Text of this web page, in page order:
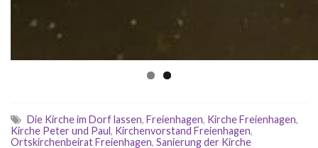
Die Kirche im Dorf lassen, Freienhagen, Kirche Freienhagen,
Kirche Peter und Paul, Kirchenvorstand Freienhagen,
Ortskirchenbeirat Freienhagen, Sanierung der Kirche